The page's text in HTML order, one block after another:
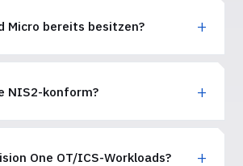
Micro bereits besitzen?
NIS2-konform?
One OT/ICS-Workloads?